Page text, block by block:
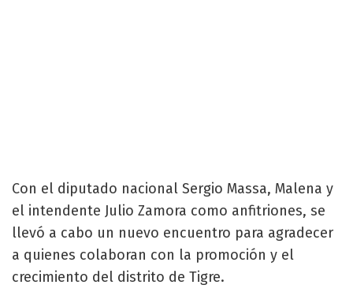
Con el diputado nacional Sergio Massa, Malena y
el intendente Julio Zamora como anfitriones, se
llevó a cabo un nuevo encuentro para agradecer
a quienes colaboran con la promoción y el
crecimiento del distrito de Tigre.